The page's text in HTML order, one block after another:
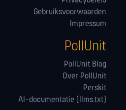
Gebruiksvoorwaarden
Impressum
PollUnit
PollUnit Blog
Over PollUnit
Perskit
AI-documentatie (llms.txt)